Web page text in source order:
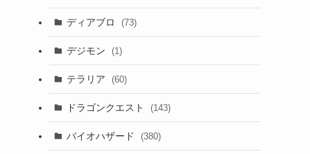
ディアブロ (73)
デジモン (1)
テラリア (60)
ドラゴンクエスト (143)
バイオハザード (380)